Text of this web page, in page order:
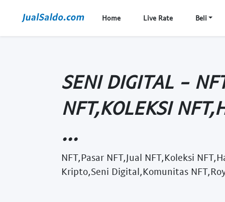
Home Live Rate Beli
SENI DIGITAL -
NFT,KOLEKSI
...
NFT,Pasar NFT,Jual NFT,Koleksi
Kripto,Seni Digital,Komunitas